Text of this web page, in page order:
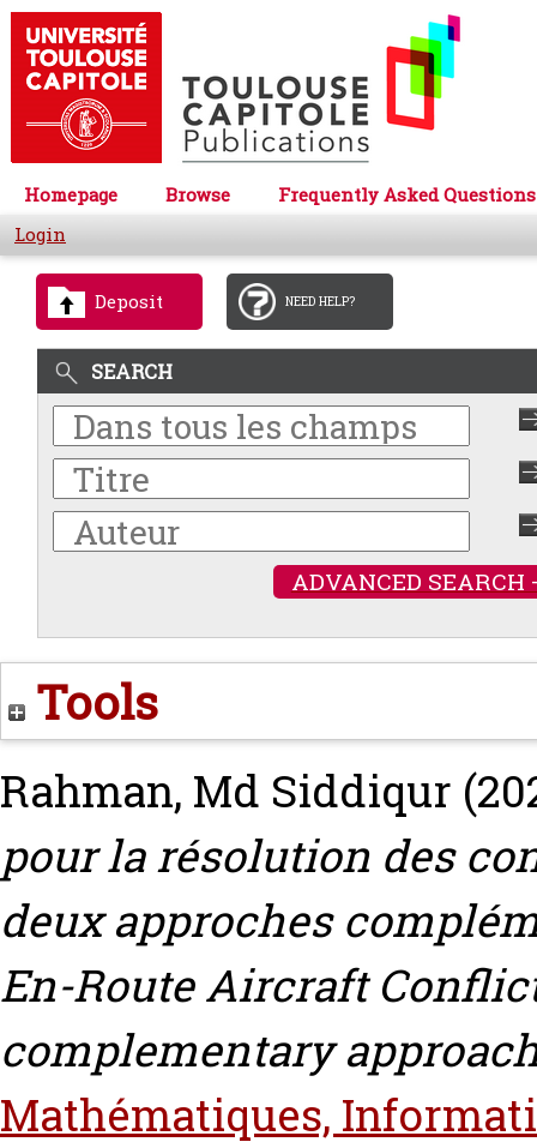
Homepage Browse
Frequently Asked Questions
Login
Deposit NEED HELP?
SEARCH
ADVANCED SEARCH
Tools
Rahman, Md Siddiqur
pour la résolution des
deux approches
En-Route Aircraft
complementary
Mathématiques,